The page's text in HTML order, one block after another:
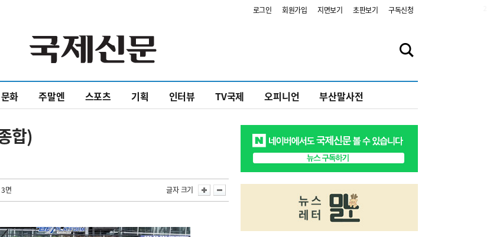
로그인 회원가입 지면보기 초판보기 구독신청
문화 주말엔 스포츠 기획 인터뷰 TV국제 오피니언 부산말사전
합)
면 글자 크기